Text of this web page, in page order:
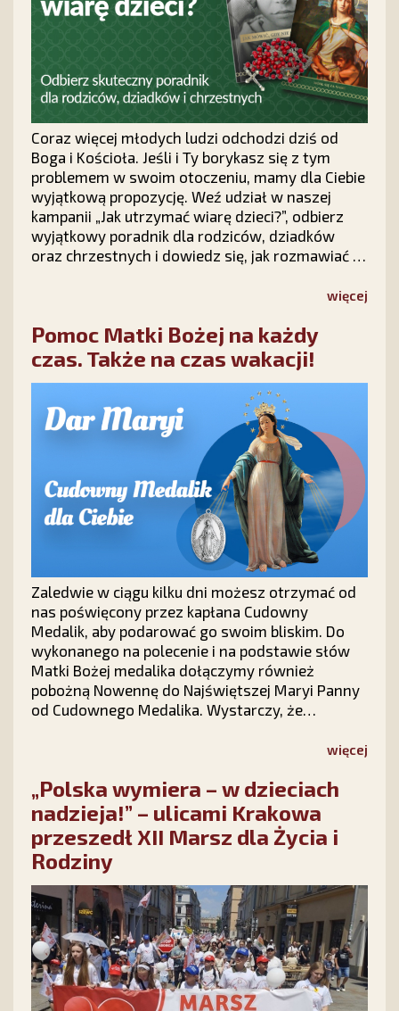
Coraz więcej młodych ludzi odchodzi dziś od
Boga i Kościoła. Jeśli i Ty borykasz się z tym
problemem w swoim otoczeniu, mamy dla Ciebie
wyjątkową propozycję. Weź udział w naszej
kampanii „Jak utrzymać wiarę dzieci?”, odbierz
wyjątkowy poradnik dla rodziców, dziadków
oraz chrzestnych i dowiedz się, jak rozmawiać z
nie tracić nadziei na ich powrót do Chrystusa.więcej
Pomoc Matki Bożej na każdy
czas. Także na czas wakacji!
Zaledwie w ciągu kilku dni możesz otrzymać od
nas poświęcony przez kapłana Cudowny
Medalik, aby podarować go swoim bliskim. Do
wykonanego na polecenie i na podstawie słów
Matki Bożej medalika dołączymy również
pobożną Nowennę do Najświętszej Maryi Panny
od Cudownego Medalika. Wystarczy, że
Stowarzyszenia Ks. Piotra Skargi „Dar Maryi”
numer 12 423 44 23, a Medalik i Nowenna będą
Twoje!
więcej
„Polska wymiera – w dzieciach
nadzieja!” – ulicami Krakowa
przeszedł XII Marsz dla Życia i
Rodziny